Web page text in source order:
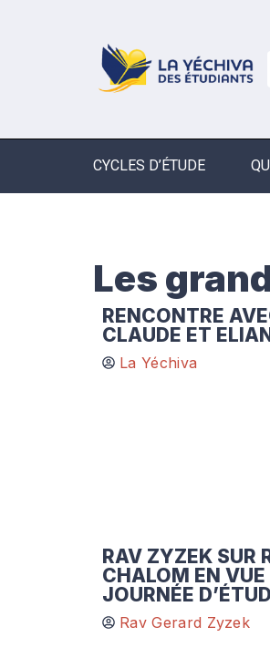
CYCLES D’ÉTUDE
Les
RENCONTRE
CLAUDE ET
La Yéchiva
RAV ZYZEK SUR
CHALOM EN VUE
JOURNÉE
Rav Gerard Zyzek